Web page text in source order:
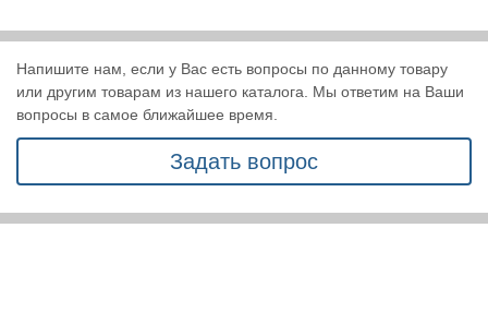
Задать вопрос
Напишите нам, если у Вас есть вопросы по данному товару
или другим товарам из нашего каталога. Мы ответим на Ваши
вопросы в самое ближайшее время.